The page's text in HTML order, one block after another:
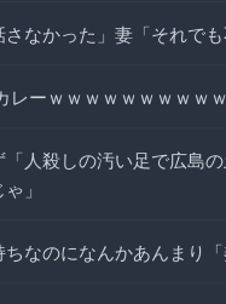
なかった」妻「それで
レーｗｗｗｗｗｗｗｗｗ
人殺しの汚い足で広島
」
なのになんかあんまり